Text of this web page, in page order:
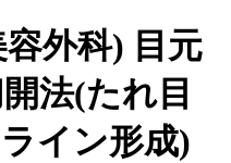
外科) 目元
法(たれ目
イン形成)